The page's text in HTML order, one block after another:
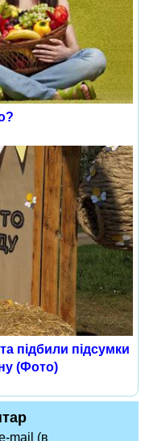
підбили підсумки
(Фото)
mail (в